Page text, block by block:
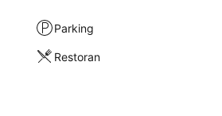
Parking
Restoran